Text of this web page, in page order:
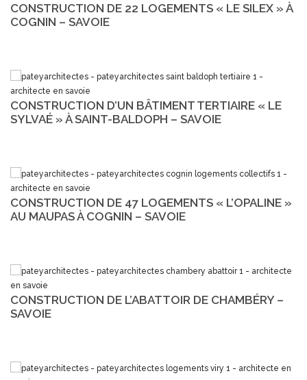
CONSTRUCTION DE 22 LOGEMENTS « LE SILEX » À
COGNIN – SAVOIE
CONSTRUCTION D’UN BÂTIMENT TERTIAIRE « LE
SYLVAÉ » À SAINT-BALDOPH – SAVOIE
CONSTRUCTION DE 47 LOGEMENTS « L’OPALINE »
AU MAUPAS À COGNIN – SAVOIE
CONSTRUCTION DE L’ABATTOIR DE CHAMBÉRY –
SAVOIE